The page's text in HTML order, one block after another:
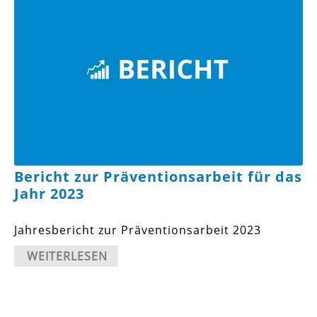
Bericht zur Präventionsarbeit für das
Jahr 2023
Jahresbericht zur Präventionsarbeit 2023
WEITERLESEN